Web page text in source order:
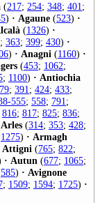
(217; 254; 348; 401;
) · Agaune (523) ·
(1326) ·
; 363; 399; 430) ·
) · Anagni (1160) ·
(453; 1062;
; 1100) · Antiochia
; 391; 424; 433;
555; 558; 791;
816; 817; 825; 836;
Arles (314; 353; 428;
1275) · Armagh
Attigni (765; 822;
· Autun (677; 1065;
585) · Avignone
; 1509; 1594; 1725) ·